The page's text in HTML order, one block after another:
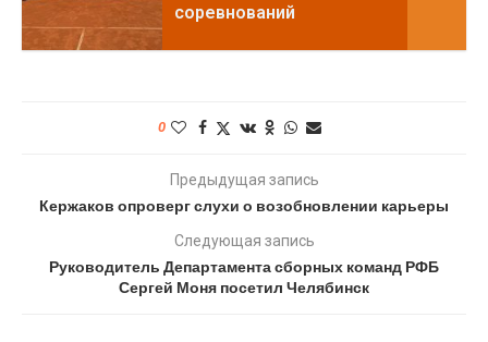
соревнований
0
Предыдущая запись
Кержаков опроверг слухи о возобновлении карьеры
Следующая запись
Руководитель Департамента сборных команд РФБ
Сергей Моня посетил Челябинск